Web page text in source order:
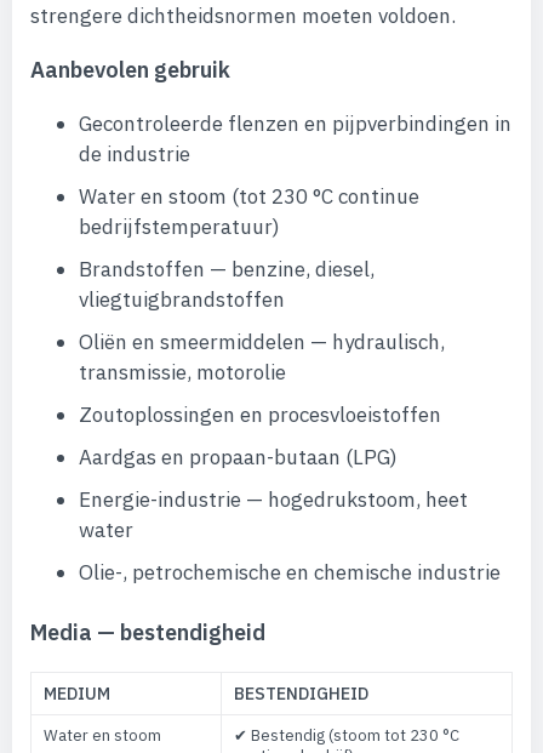
strengere dichtheidsnormen moeten voldoen.
Aanbevolen gebruik
Gecontroleerde flenzen en pijpverbindingen in
de industrie
Water en stoom (tot 230 °C continue
bedrijfstemperatuur)
Brandstoffen — benzine, diesel,
vliegtuigbrandstoffen
Oliën en smeermiddelen — hydraulisch,
transmissie, motorolie
Zoutoplossingen en procesvloeistoffen
Aardgas en propaan-butaan (LPG)
Energie-industrie — hogedrukstoom, heet
water
Olie-, petrochemische en chemische industrie
Media — bestendigheid
MEDIUM BESTENDIGHEID
Water en stoom
✔ Bestendig (stoom tot 230 °C